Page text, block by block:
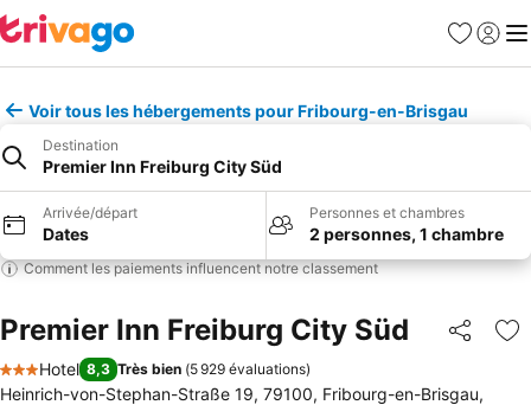
Favoris
Se
Voir tous les hébergements pour Fribourg-en-Brisgau
Destination
Premier Inn Freiburg City Süd
Arrivée/départ
Dates
Personnes et chambres
2 personnes, 1 chambre
Comment les paiements influencent notre classement
Premier Inn Freiburg City Süd Partager
3 Étoiles
Hotel 8,3 Très bien (5 929 évaluations)
Heinrich-von-Stephan-Straße 19, 79100, Fribourg-en-Brisgau,